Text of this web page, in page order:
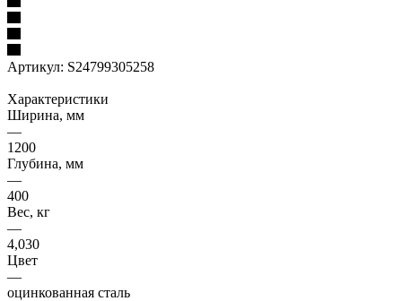
Артикул: S24799305258
Характеристики
Ширина, мм
—
1200
Глубина, мм
—
400
Вес, кг
—
4,030
Цвет
—
оцинкованная сталь